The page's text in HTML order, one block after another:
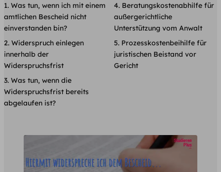
Was tun, wenn ich mit einem
amtlichen Bescheid nicht
einverstanden bin?
Widerspruch einlegen
innerhalb der
Widerspruchsfrist
Was tun, wenn die
Widerspruchsfrist bereits
abgelaufen ist?
Beratungskostenabhilfe für
außergerichtliche
Unterstützung vom Anwalt
Prozesskostenbeihilfe für
juristischen Beistand vor
Gericht